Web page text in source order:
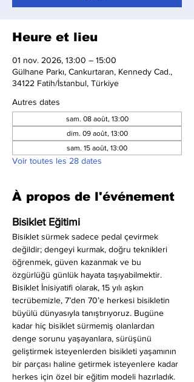
Heure et lieu
01 nov. 2026, 13:00 – 15:00
Gülhane Parkı, Cankurtaran, Kennedy Cad.,
34122 Fatih/İstanbul, Türkiye
Autres dates
sam. 08 août, 13:00
dim. 09 août, 13:00
sam. 15 août, 13:00
Voir toutes les 28 dates
À propos de l'événement
Bisiklet Eğitimi
Bisiklet sürmek sadece pedal çevirmek
değildir; dengeyi kurmak, doğru teknikleri
öğrenmek, güven kazanmak ve bu
özgürlüğü günlük hayata taşıyabilmektir.
Bisiklet İnisiyatifi olarak, 15 yılı aşkın
tecrübemizle, 7’den 70’e herkesi bisikletin
büyülü dünyasıyla tanıştırıyoruz. Bugüne
kadar hiç bisiklet sürmemiş olanlardan
denge sorunu yaşayanlara, sürüşünü
geliştirmek isteyenlerden bisikleti yaşamının
bir parçası haline getirmek isteyenlere kadar
herkes için özel bir eğitim modeli hazırladık.